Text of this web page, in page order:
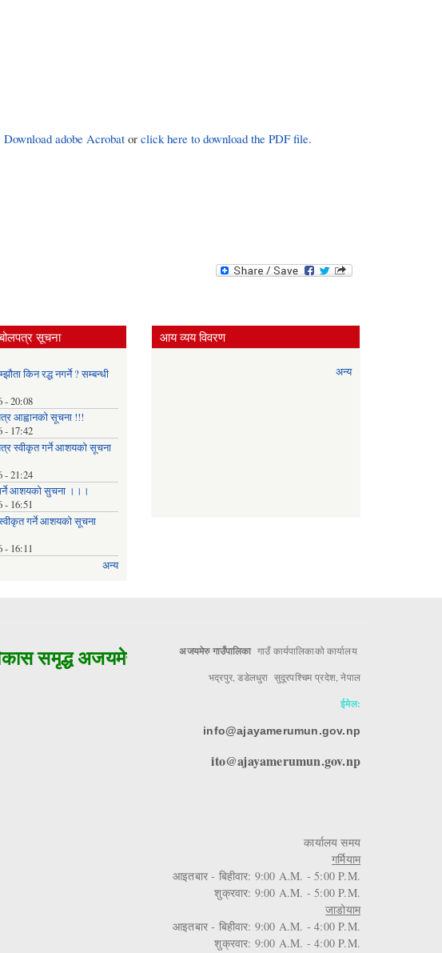
Download adobe Acrobat or click here to download the PDF file.
सूचना
किन रद्ध नगर्ने ? सम्बन्धी
- 20:08
आह्वानको सूचना !!!
- 17:42
स्वीकृत गर्ने आशयकाे सूचना
- 21:24
आशयको सुचना ।।।
- 16:51
गर्ने आशयको सूचना
- 16:11
अन्य
आय व्यय विवरण
अन्य
समृद्ध अजयमेरुको मुल आधार!!अजयमेरु गाउँपालिका गाउँ कार्यपालिकाको कार्यालय
भद्रपुर, डडेलधुरा सुदूरपश्चिम प्रदेश, नेपाल
ईमेल:
info@ajayamerumun.gov.np
ito@ajayamerumun.gov.np
कार्यालय समय
गर्मियाम
आइतबार - बिहीवार: 9:00 A.M. - 5:00 P.M.
शुक्रवार: 9:00 A.M. - 5:00 P.M.
जाडोयाम
आइतबार - बिहीवार: 9:00 A.M. - 4:00 P.M.
शुक्रवार: 9:00 A.M. - 4:00 P.M.